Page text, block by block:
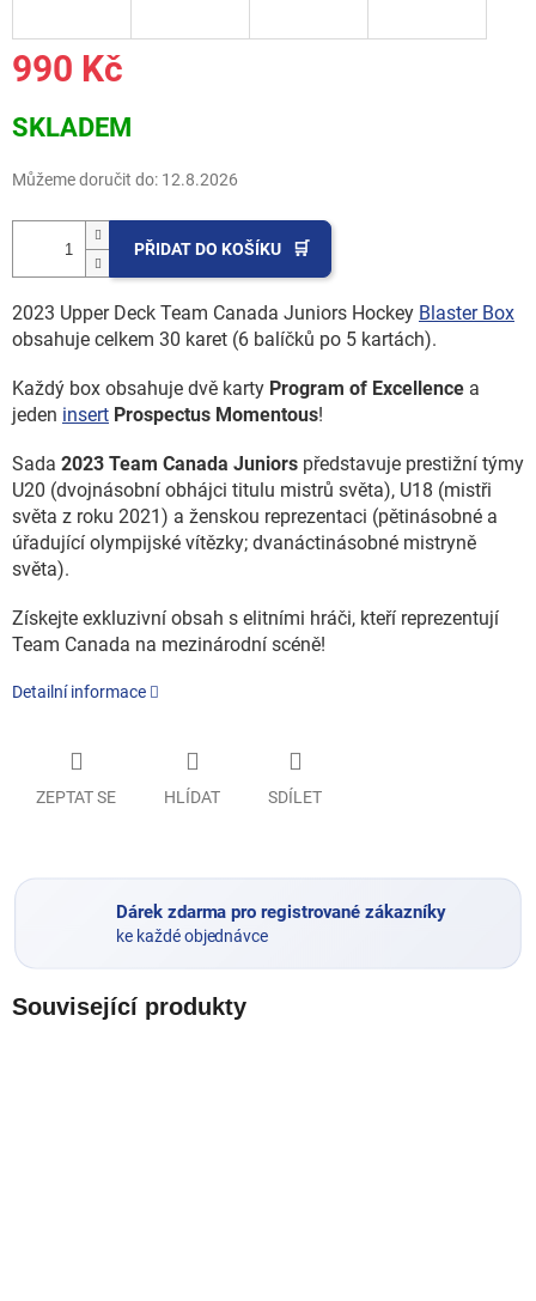
990 Kč
cena:
SKLADEM
Můžeme doručit do: 12.8.2026
PŘIDAT DO KOŠÍKU
2023 Upper Deck Team Canada Juniors Hockey Blaster Box
obsahuje celkem 30 karet (6 balíčků po 5 kartách).
Každý box obsahuje dvě karty Program of Excellence a
jeden insert Prospectus Momentous!
Sada 2023 Team Canada Juniors představuje prestižní týmy
U20 (dvojnásobní obhájci titulu mistrů světa), U18 (mistři
světa z roku 2021) a ženskou reprezentaci (pětinásobné a
úřadující olympijské vítězky; dvanáctinásobné mistryně
světa).
Získejte exkluzivní obsah s elitními hráči, kteří reprezentují
Team Canada na mezinárodní scéně!
Detailní informace
ZEPTAT SE HLÍDAT SDÍLET
Dárek zdarma pro registrované zákazníky
ke každé objednávce
Související produkty